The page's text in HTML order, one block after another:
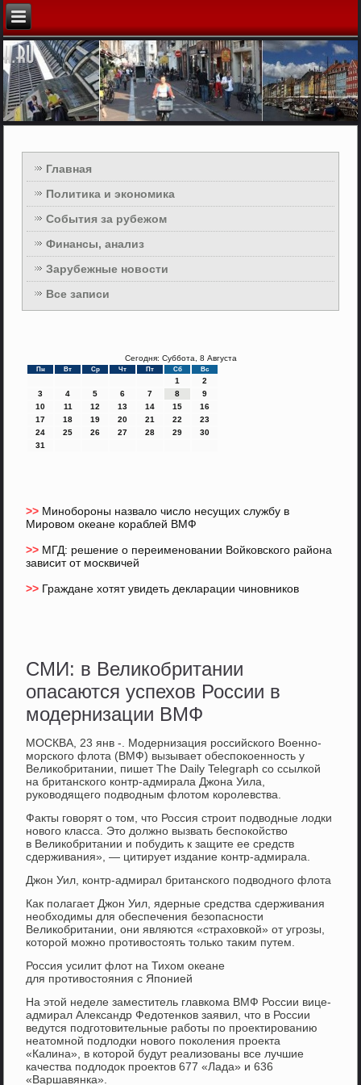
Главная
Политика и экономика
События за рубежом
Финансы, анализ
Зарубежные новости
Все записи
Сегодня: Суббота, 8 Августа
Пн Вт Ср Чт Пт Сб Вс
1
2
3
4 5 6 7 8
9
10
11 12 13 14 15
16
17
18 19 20 21 22
23
24
25 26 27 28 29
30
31
>> Минобороны назвало число несущих службу в
Мировом океане кораблей ВМФ
>> МГД: решение о переименовании Войковского района
зависит от москвичей
>> Граждане хотят увидеть декларации чиновников
СМИ: в Великобритании
опасаются успехов России в
модернизации ВМФ
МОСКВА, 23 янв -. Модернизация российского Военно-
морского флота (ВМФ) вызывает обеспокоенность у
Великобритании, пишет The Daily Telegraph со ссылкой
на британского контр-адмирала Джона Уила,
руководящего подводным флотом королевства.
Факты говорят о том, что Россия строит подводные лодки
нового класса. Это должно вызвать беспокойство
в Великобритании и побудить к защите ее средств
сдерживания», — цитирует издание контр-адмирала.
Джон Уил, контр-адмирал британского подводного флота
Как полагает Джон Уил, ядерные средства сдерживания
необходимы для обеспечения безопасности
Великобритании, они являются «страховкой» от угрозы,
которой можно противостоять только таким путем.
Россия усилит флот на Тихом океане
для противостояния с Японией
На этой неделе заместитель главкома ВМФ России вице-
адмирал Александр Федотенков заявил, что в России
ведутся подготовительные работы по проектированию
неатомной подлодки нового поколения проекта
«Калина», в которой будут реализованы все лучшие
качества подлодок проектов 677 «Лада» и 636
«Варшавянка».